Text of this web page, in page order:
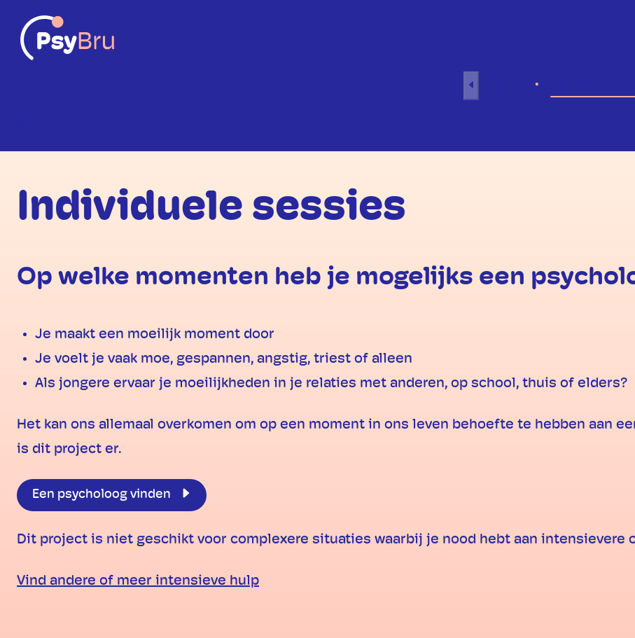
Individuele sessies
Op welke momenten heb je mogelijks een
Je maakt een moeilijk moment door
Je voelt je vaak moe, gespannen, angstig, triest of alleen
Als jongere ervaar je moeilijkheden in je relaties met anderen, op school, thuis of elders?
Het kan ons allemaal overkomen om op een moment in ons leven behoefte te hebben aan
is dit project er.
Een psycholoog vinden
Dit project is niet geschikt voor complexere situaties waarbij je nood hebt aan intensievere
Vind andere of meer intensieve hulp